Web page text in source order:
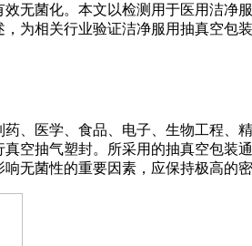
无菌化。本文以检测用于医用洁净
为相关行业验证洁净服用抽真空包装
、医学、食品、电子、生物工程、
空抽气塑封。所采用的抽真空包装
无菌性的重要因素，应保持极高的